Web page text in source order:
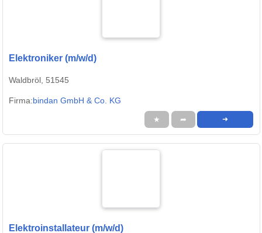
Elektroniker (m/w/d)
Waldbröl, 51545
Firma:bindan GmbH & Co. KG
★ ➦ ➜
Elektroinstallateur (m/w/d)